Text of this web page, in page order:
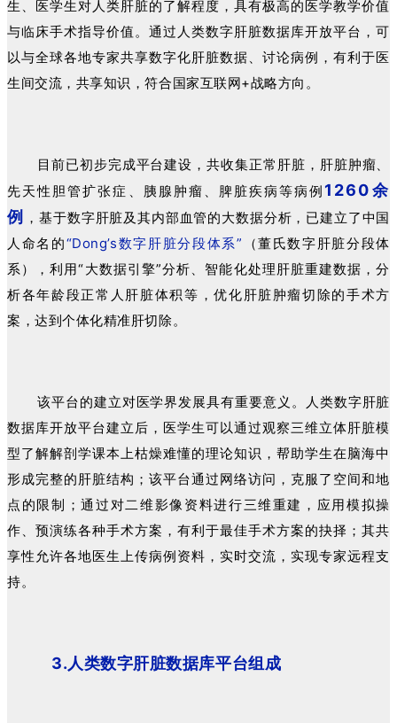
生、医学生对人类肝脏的了解程度，具有极高的医学教学价值
与临床手术指导价值。通过人类数字肝脏数据库开放平台，可
以与全球各地专家共享数字化肝脏数据、讨论病例，有利于医
生间交流，共享知识，符合国家互联网+战略方向。
目前已初步完成平台建设，共收集正常肝脏，肝脏肿瘤、
先天性胆管扩张症、胰腺肿瘤、脾脏疾病等病例 1260余
例 ，基于数字肝脏及其内部血管的大数据分析，已建立了中国
人命名的“Dong’s数字肝脏分段体系” （董氏数字肝脏分段体
系），利用“大数据引擎”分析、智能化处理肝脏重建数据，分
析各年龄段正常人肝脏体积等，优化肝脏肿瘤切除的手术方
案，达到个体化精准肝切除。
该平台的建立对医学界发展具有重要意义。人类数字肝脏
数据库开放平台建立后，医学生可以通过观察三维立体肝脏模
型了解解剖学课本上枯燥难懂的理论知识，帮助学生在脑海中
形成完整的肝脏结构；该平台通过网络访问，克服了空间和地
点的限制；通过对二维影像资料进行三维重建，应用模拟操
作、预演练各种手术方案，有利于最佳手术方案的抉择；其共
享性允许各地医生上传病例资料，实时交流，实现专家远程支
持。
3.人类数字肝脏数据库平台组成